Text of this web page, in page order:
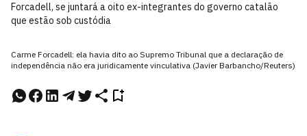
Forcadell, se juntará a oito ex-integrantes do governo catalão
que estão sob custódia
Carme Forcadell: ela havia dito ao Supremo Tribunal que a declaração de
independência não era juridicamente vinculativa (Javier Barbancho/Reuters)